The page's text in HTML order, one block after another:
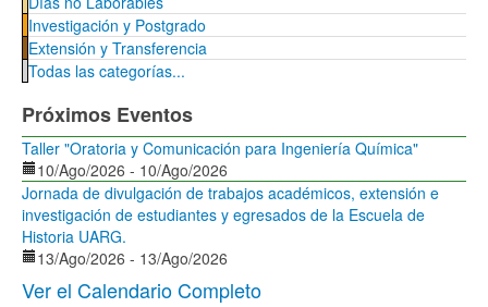
Investigación y Postgrado
Extensión y Transferencia
Todas las categorías...
Próximos Eventos
Taller "Oratoria y Comunicación para Ingeniería Química"
10/Ago/2026 - 10/Ago/2026
Jornada de divulgación de trabajos académicos, extensión e
investigación de estudiantes y egresados de la Escuela de
Historia UARG.
13/Ago/2026 - 13/Ago/2026
Ver el Calendario Completo